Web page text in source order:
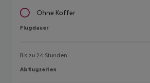
Ohne Koffer
Flugdauer
Flugdauer
Bis zu 24 Stunden
Abflugzeiten
Abflugzeiten